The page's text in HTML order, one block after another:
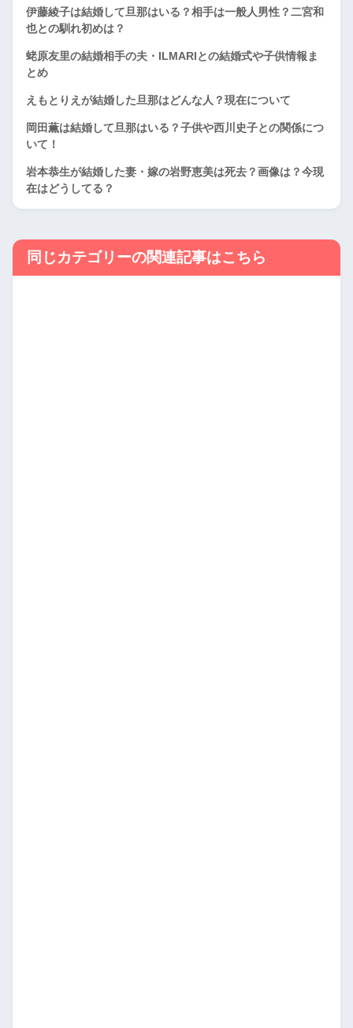
伊藤綾子は結婚して旦那はいる？相手は一般人男性？二宮和
也との馴れ初めは？
蛯原友里の結婚相手の夫・ILMARIとの結婚式や子供情報ま
とめ
えもとりえが結婚した旦那はどんな人？現在について
岡田薫は結婚して旦那はいる？子供や西川史子との関係につ
いて！
岩本恭生が結婚した妻・嫁の岩野恵美は死去？画像は？今現
在はどうしてる？
同じカテゴリーの関連記事はこちら